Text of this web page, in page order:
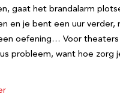
gaat het brandalarm
en je bent een uur verder,
oefening… Voor
probleem, want hoe zorg